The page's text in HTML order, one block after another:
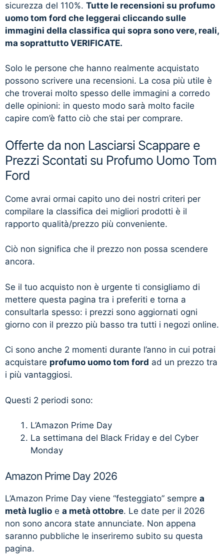
sicurezza del 110%. Tutte le recensioni su profumo
uomo tom ford che leggerai cliccando sulle
immagini della classifica qui sopra sono vere, reali,
ma soprattutto VERIFICATE.
Solo le persone che hanno realmente acquistato
possono scrivere una recensioni. La cosa più utile è
che troverai molto spesso delle immagini a corredo
delle opinioni: in questo modo sarà molto facile
capire com’è fatto ciò che stai per comprare.
Offerte da non Lasciarsi Scappare e
Prezzi Scontati su Profumo Uomo Tom
Ford
Come avrai ormai capito uno dei nostri criteri per
compilare la classifica dei migliori prodotti è il
rapporto qualità/prezzo più conveniente.
Ciò non significa che il prezzo non possa scendere
ancora.
Se il tuo acquisto non è urgente ti consigliamo di
mettere questa pagina tra i preferiti e torna a
consultarla spesso: i prezzi sono aggiornati ogni
giorno con il prezzo più basso tra tutti i negozi online.
Ci sono anche 2 momenti durante l’anno in cui potrai
acquistare profumo uomo tom ford ad un prezzo tra
i più vantaggiosi.
Questi 2 periodi sono:
L’Amazon Prime Day
La settimana del Black Friday e del Cyber
Monday
Amazon Prime Day 2026
L’Amazon Prime Day viene “festeggiato” sempre a
metà luglio e a metà ottobre. Le date per il 2026
non sono ancora state annunciate. Non appena
saranno pubbliche le inseriremo subito su questa
pagina.